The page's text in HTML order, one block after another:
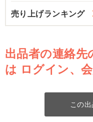
売り上げランキング
出品者の連絡先
は ログイン、
この